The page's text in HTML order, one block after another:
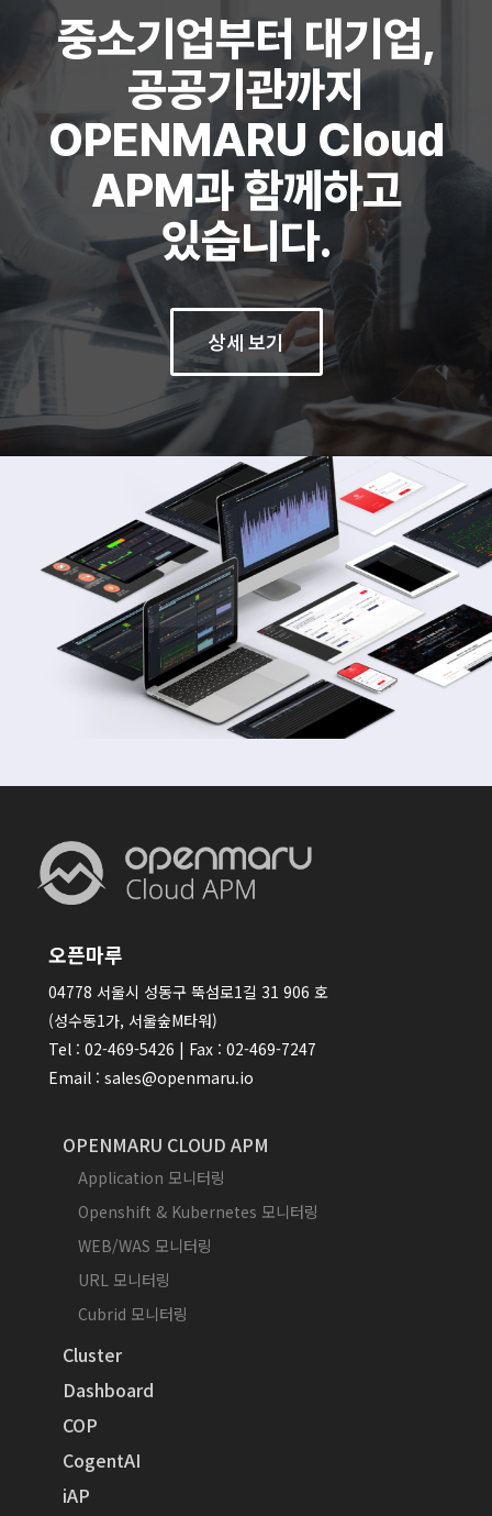
중소기업부터 대기업,
공공기관까지
OPENMARU Cloud
APM과 함께하고
있습니다.
상세 보기
오픈마루
04778 서울시 성동구 뚝섬로1길 31 906 호
(성수동1가, 서울숲M타워)
Tel : 02-469-5426 | Fax : 02-469-7247
Email : sales@openmaru.io
OPENMARU CLOUD APM
Application 모니터링
Openshift & Kubernetes 모니터링
WEB/WAS 모니터링
URL 모니터링
Cubrid 모니터링
Cluster
Dashboard
COP
CogentAI
iAP